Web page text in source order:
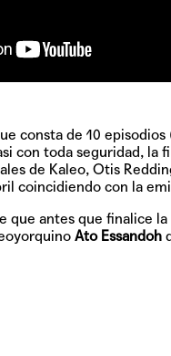
consta de 10
con toda seguridad, la
de Kaleo, Otis
coincidiendo con la
que antes que finalice
Ato Essandoh